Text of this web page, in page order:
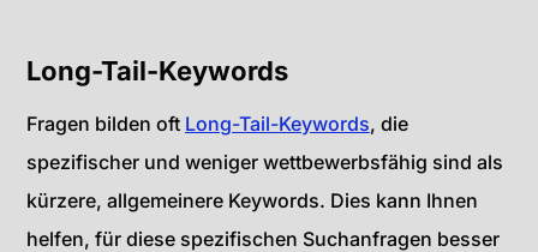
Long-Tail-Keywords
Fragen bilden oft Long-Tail-Keywords, die
spezifischer und weniger wettbewerbsfähig sind als
kürzere, allgemeinere Keywords. Dies kann Ihnen
helfen, für diese spezifischen Suchanfragen besser